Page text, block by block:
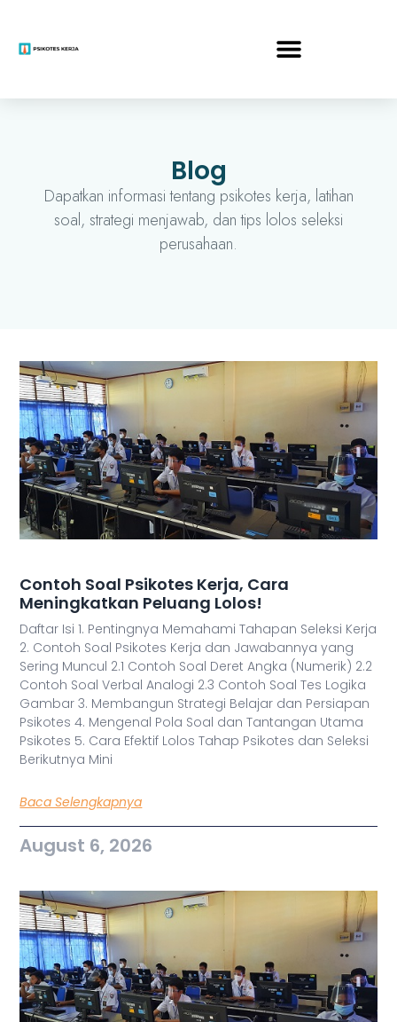
Blog
Dapatkan informasi tentang psikotes kerja, latihan
soal, strategi menjawab, dan tips lolos seleksi
perusahaan.
Contoh Soal Psikotes Kerja, Cara
Meningkatkan Peluang Lolos!
Daftar Isi 1. Pentingnya Memahami Tahapan Seleksi Kerja
2. Contoh Soal Psikotes Kerja dan Jawabannya yang
Sering Muncul 2.1 Contoh Soal Deret Angka (Numerik) 2.2
Contoh Soal Verbal Analogi 2.3 Contoh Soal Tes Logika
Gambar 3. Membangun Strategi Belajar dan Persiapan
Psikotes 4. Mengenal Pola Soal dan Tantangan Utama
Psikotes 5. Cara Efektif Lolos Tahap Psikotes dan Seleksi
Berikutnya Mini
Baca Selengkapnya
August 6, 2026